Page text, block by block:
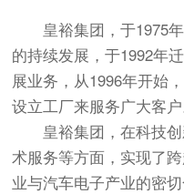
皇裕集团，于1975
的持续发展，于1992年
展业务，从1996年开始
设立工厂来服务广大客户
皇裕集团，在科技
术服务等方面，实现了
业与汽车电子产业的密